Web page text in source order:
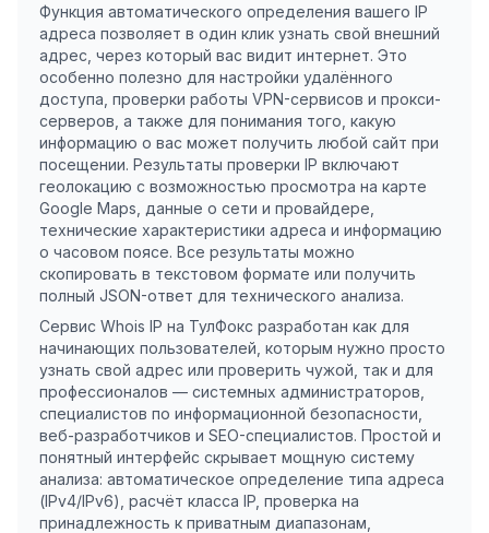
Функция автоматического определения вашего IP
адреса позволяет в один клик узнать свой внешний
адрес, через который вас видит интернет. Это
особенно полезно для настройки удалённого
доступа, проверки работы VPN-сервисов и прокси-
серверов, а также для понимания того, какую
информацию о вас может получить любой сайт при
посещении. Результаты проверки IP включают
геолокацию с возможностью просмотра на карте
Google Maps, данные о сети и провайдере,
технические характеристики адреса и информацию
о часовом поясе. Все результаты можно
скопировать в текстовом формате или получить
полный JSON-ответ для технического анализа.
Сервис Whois IP на ТулФокс разработан как для
начинающих пользователей, которым нужно просто
узнать свой адрес или проверить чужой, так и для
профессионалов — системных администраторов,
специалистов по информационной безопасности,
веб-разработчиков и SEO-специалистов. Простой и
понятный интерфейс скрывает мощную систему
анализа: автоматическое определение типа адреса
(IPv4/IPv6), расчёт класса IP, проверка на
принадлежность к приватным диапазонам,